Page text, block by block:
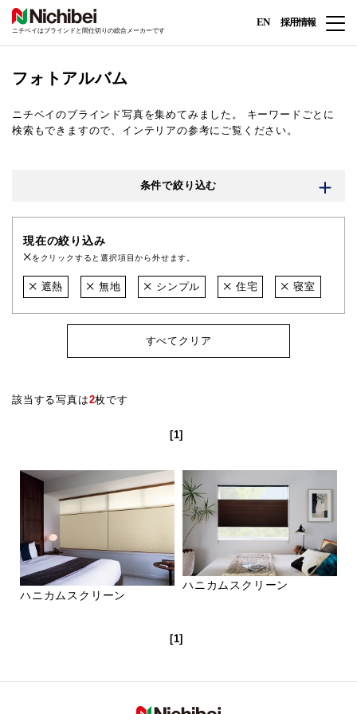
ニチベイはブラインドと間仕切りの総合メーカーです
EN 採用情報
フォトアルバム
ニチベイのブラインド写真を集めてみました。
キーワードごとに
検索もできますので、インテリアの参考にご覧ください。
条件で絞り込む
現在の絞り込み
をクリックすると選択項目から外せます。
遮熱 無地 シンプル 住宅 寝室
すべてクリア
該当する写真は2枚です
[1]
ハニカムスクリーン
ハニカムスクリーン
[1]